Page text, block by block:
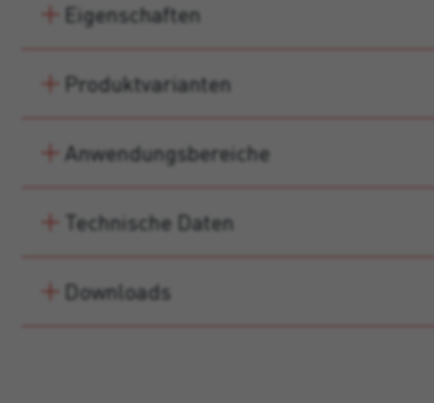
Eigenschaften
Produktvarianten
Anwendungsbereiche
Technische Daten
Downloads